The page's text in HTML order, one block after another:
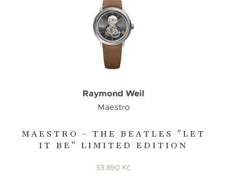
MAESTRO - THE BEATLES "LET
IT BE" LIMITED EDITION
Raymond Weil
Maestro
53 890 Kč